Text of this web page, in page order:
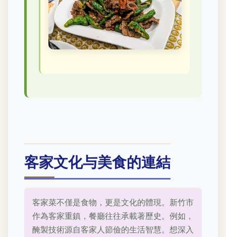
客家文化与美食的連結
客家菜不僅是食物，更是文化的體現。新竹市
作為客家重鎮，餐廳往往承載著歷史。例如，
醃製技術源自客家人節儉的生活智慧。想深入